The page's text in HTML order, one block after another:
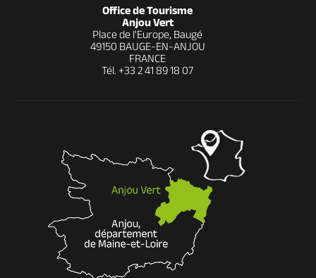
Office de Tourisme
Anjou Vert
Place de l'Europe, Baugé
49150 BAUGE-EN-ANJOU
FRANCE
Tél. +33 2 41 89 18 07